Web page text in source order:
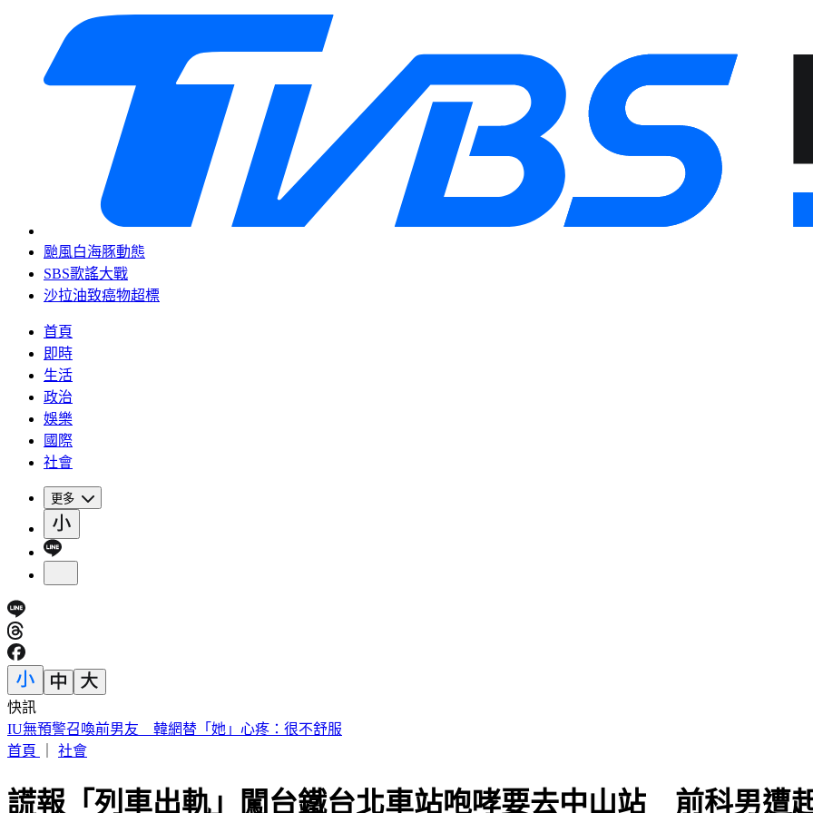
颱風白海豚動態
SBS歌謠大戰
沙拉油致癌物超標
首頁
即時
生活
政治
娛樂
國際
社會
更多
快訊
快訊／財神爺不在家 威力彩頭獎、二獎雙槓龜
首頁
社會
謊報「列車出軌」闖台鐵台北車站咆哮要去中山站 前科男遭